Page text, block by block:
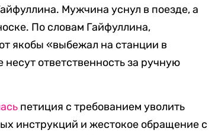
Мужчина уснул в поезде, а
По словам Гайфуллина,
якобы «выбежал на станции в
ответственность за ручную
петиция с требованием уволить
инструкций и жестокое обращение с